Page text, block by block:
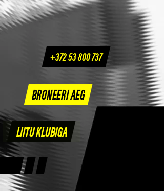
+372 53 800 737
BRONEERI AEG
LIITU KLUBIGA